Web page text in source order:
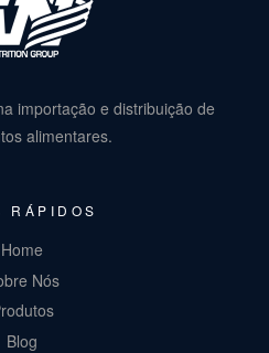
importação e distribuição de
alimentares.
RÁPIDOS
Home
Nós
Blog